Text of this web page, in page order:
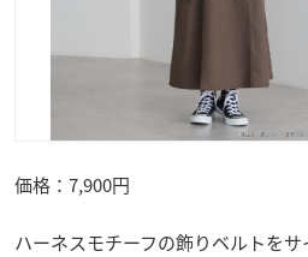
価格：7,900円
ハーネスモチーフの飾りベルトを